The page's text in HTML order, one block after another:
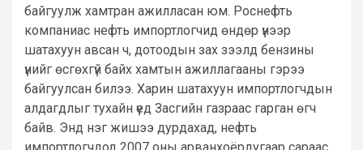
байгуулж хамтран ажилласан юм. Роснефть
компаниас нефть импортлогчид өндөр үнээр
шатахуун авсан ч, дотоодын зах зээлд бензины
үнийг өсгөхгүй байх хамтын ажиллагааны гэрээ
байгуулсан билээ. Харин шатахуун импортлогчдын
алдагдлыг тухайн үед Засгийн газраас гарган өгч
байв. Энд нэг жишээ дурдахад, нефть